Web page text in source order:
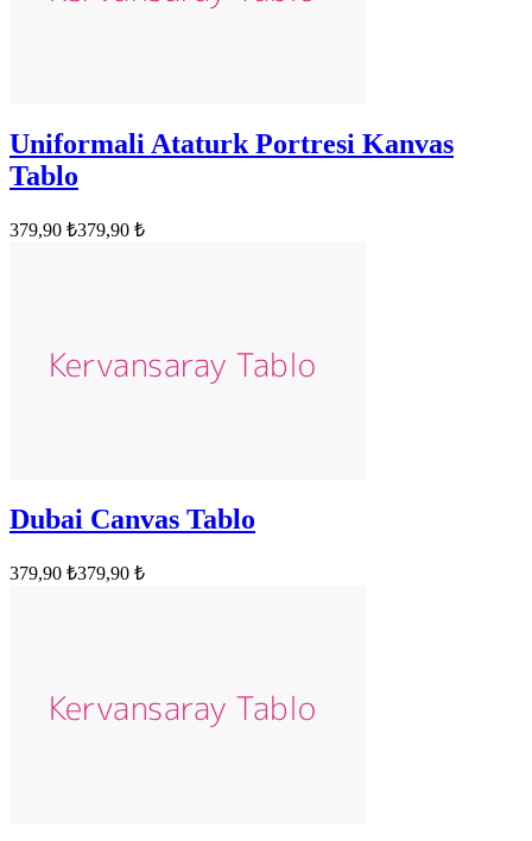
Uniformali Ataturk Portresi Kanvas
Tablo
379,90 ₺379,90 ₺
Dubai Canvas Tablo
379,90 ₺379,90 ₺